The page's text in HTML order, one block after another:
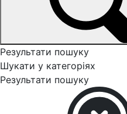
Результати пошуку
Шукати у категоріях
Результати пошуку